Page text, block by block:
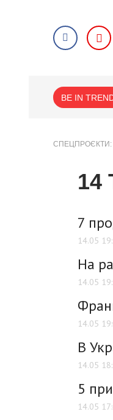
BE IN
СПЕЦПРОЄКТИ
14
7
14.05
На
14.05
14.05
В
14.05
5
14.05